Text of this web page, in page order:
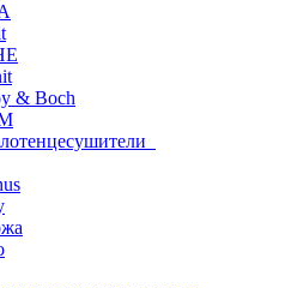
& Boch